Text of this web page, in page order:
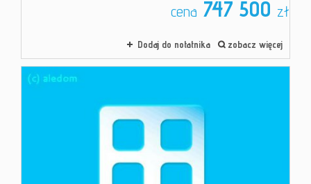
cena 747 500 zł
Dodaj do notatnika zobacz więcej